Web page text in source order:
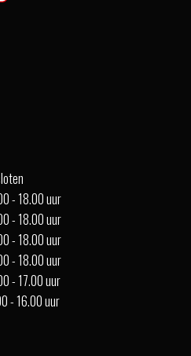
- 18.00 uur
- 18.00 uur
- 18.00 uur
- 18.00 uur
- 17.00 uur
- 16.00 uur